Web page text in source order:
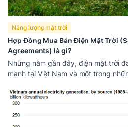
Năng lượng mặt trời
Hợp Đồng Mua Bán Điện Mặt Trời
Agreements) là gì?
Những năm gần đây, điện mặt trời
mạnh tại Việt Nam và một trong
chính là vấn đề liên quan đến hợp
năng lượng mặt trời Solar PPA là gì?